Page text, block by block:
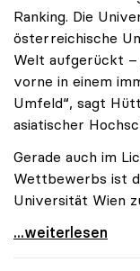
Ranking. Die
österreichische
Welt aufgerückt –
vorne in einem
Umfeld“, sagt
asiatischer
Gerade auch im
Wettbewerbs ist
Universität Wien
„Top-
...weiterlesen